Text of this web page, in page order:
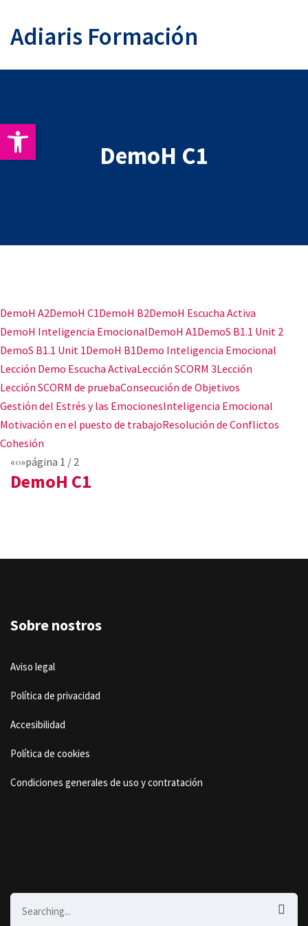
Adiaris Formación
DemoH C1
DemoH A2DemoH C1DemoH B2DemoH Escucha Activa
DemoH Inteligencia EmocionalDemoH A1DemoS B1.1 Unit 2
DemoS B1.1 Unit 1DemoH B1Demo Inteligencia Emocional
Lección Demo Escucha ActivaLección SCORM 3Lección
Lección SCORM de pruebaConsecución de Objetivos
Gestión del Estrés y las EmocionesInteligencia Emocional
Motivación en el puesto de trabajoResolución de Conflictos
Cohesión
«‹›»página 1 / 2
DemoH C1
Sobre nostros
Aviso legal
Política de privacidad
Accesibilidad
Política de cookies
Condiciones generales de uso y contratación
Search
for:
Abrir barra de herramientas